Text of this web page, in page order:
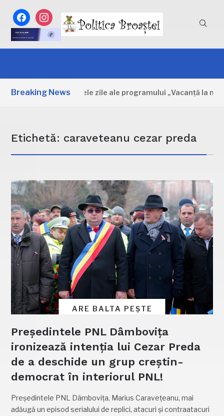
facebookinstagram
Breaking News
Dâmbovița: Primele zile ale programului „Vacanță la muzeu”
Etichetă: caraveteanu cezar preda
ARE BALTA PEȘTE
Președintele PNL Dâmbovița
ironizează intenția lui Cezar Preda
de a deschide un grup creștin-
democrat în interiorul PNL!
Președintele PNL Dâmbovița, Marius Caravețeanu, mai
adăugă un episod serialului de replici, atacuri și contraatacuri